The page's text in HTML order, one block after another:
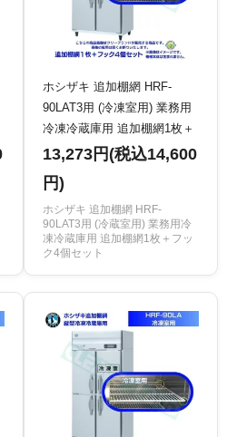
ホシザキ 追加棚網 HRF-
90LAT3用 (冷凍室用) 業務用
冷凍冷蔵庫用 追加棚網1枚＋
フック4個セット
13,273円(税込14,600
円)
ホシザキ 追加棚網 HRF-
90LAT3用 (冷蔵室用) 業務用冷
凍冷蔵庫用 追加棚網1枚＋フッ
ク4個セット